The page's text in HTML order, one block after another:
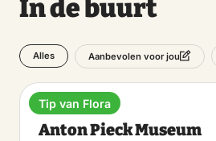
In de buurt
Alles Aanbevolen voor jou
Museum
Anton Pieck Museum
Tip van Flora